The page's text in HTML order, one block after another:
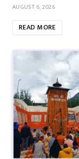
AUGUST 6, 2026
READ MORE